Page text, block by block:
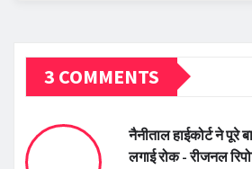
3 COMMENTS
नैनीताल हाईकोर्ट ने पूरे
लगाई रोक - रीजनल